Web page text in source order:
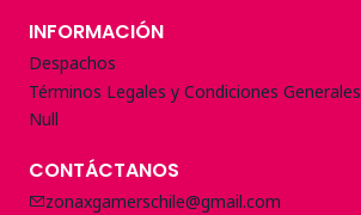
INFORMACIÓN
Despachos
Términos Legales y Condiciones Generales
Null
CONTÁCTANOS
zonaxgamerschile@gmail.com